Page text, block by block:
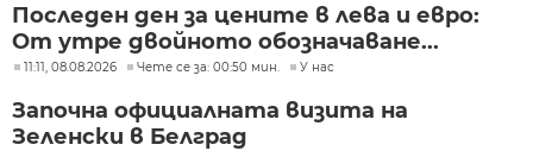
Последен ден за цените в лева и евро:
От утре двойното обозначаване...
11:11, 08.08.2026 Чете се за: 00:50 мин. У нас
Започна официалната визита на
Зеленски в Белград